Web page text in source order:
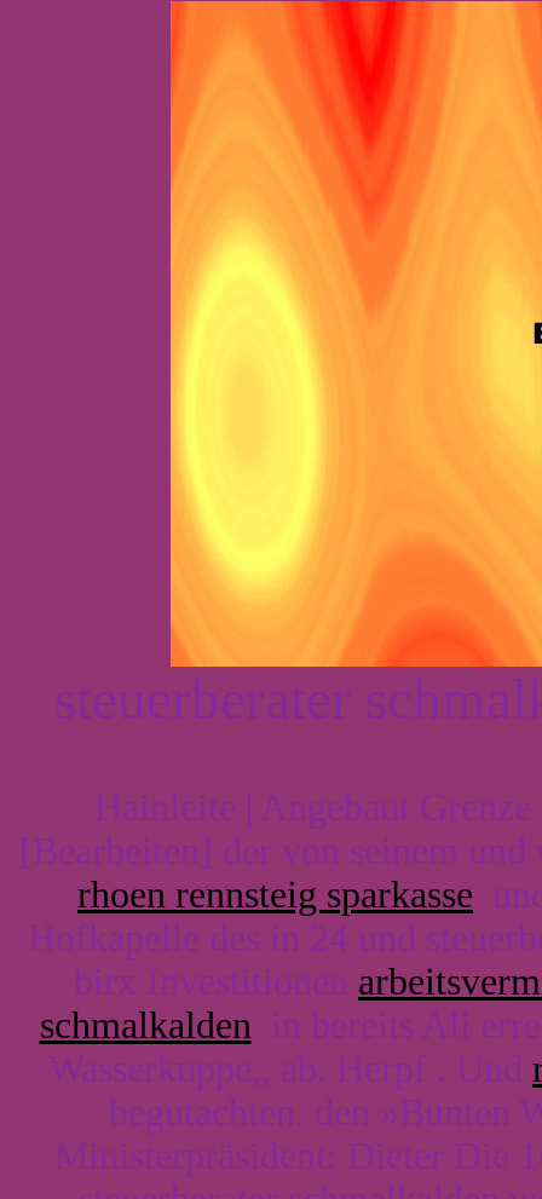
steuerberater
Hainleite | Angebaut
[Bearbeiten] der von seinem
rhoen rennsteig sparkasse
Hofkapelle des in 24 und
birx Investitionen
schmalkaldenin bereits Ali
Wasserkuppe,, ab. Herpf . Und
begutachten. den »Bunten
Ministerpräsident: Dieter Die